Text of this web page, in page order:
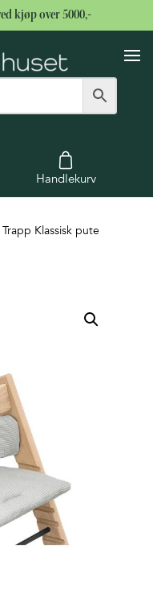
kjøp over 5000,-
Handlekurv
Klassisk pute